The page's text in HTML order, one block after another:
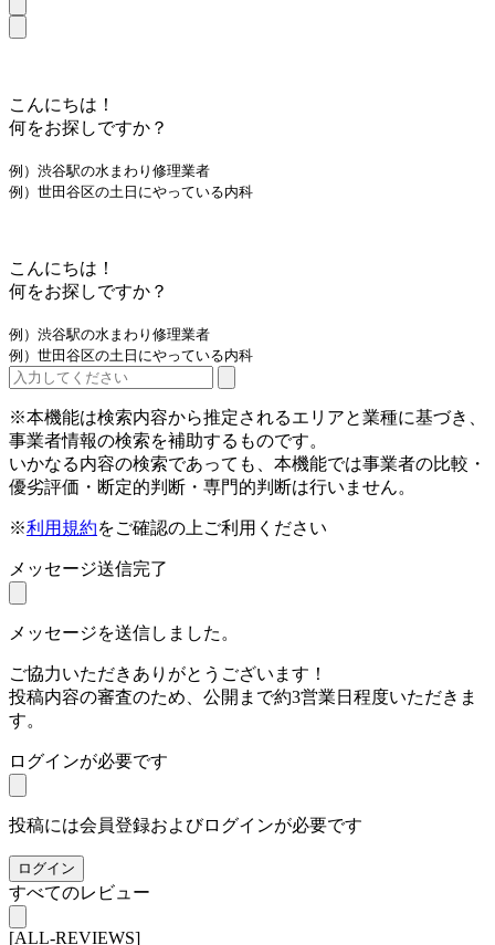
こんにちは！
何をお探しですか？
例）渋谷駅の水まわり修理業者
例）世田谷区の土日にやっている内科
こんにちは！
何をお探しですか？
例）渋谷駅の水まわり修理業者
例）世田谷区の土日にやっている内科
※本機能は検索内容から推定されるエリアと業種に基づき、
事業者情報の検索を補助するものです。
いかなる内容の検索であっても、本機能では事業者の比較・
優劣評価・断定的判断・専門的判断は行いません。
※利用規約をご確認の上ご利用ください
メッセージ送信完了
メッセージを送信しました。
ご協力いただきありがとうございます！
投稿内容の審査のため、公開まで約3営業日程度いただきま
す。
ログインが必要です
投稿には会員登録およびログインが必要です
ログイン
すべてのレビュー
[ALL-REVIEWS]